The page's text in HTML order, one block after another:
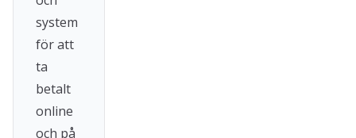
system
för att
ta
betalt
online
och på